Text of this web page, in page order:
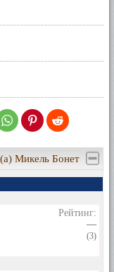
Микель Бонет
Рейтинг:
—
(3)